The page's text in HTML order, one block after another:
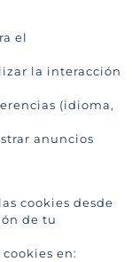
el
la interacción
(idioma,
anuncios
cookies desde
de tu
en: